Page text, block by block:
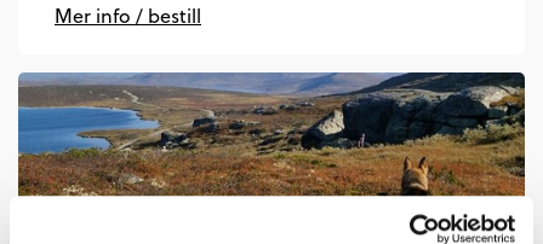
Mer info / bestill